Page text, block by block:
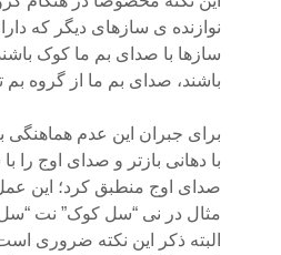
نوازنده ی سازهای دیگر که
سازها با صدای بم ما کوک
باشند، صدای بم ما از گروه
برای جبران این عدم
با دهانی بازتر و صدای اوج را
صدای اوج منطبق کرد؛ این عمل
مثال در نی “سل کوک” نت
البته ذکر این نکته ضروری